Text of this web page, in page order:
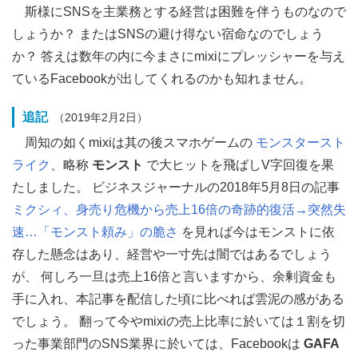
斯様にSNSを主業務とする経営は困難を伴うものなので
しょうか？ またはSNSの避け得ない宿命なのでしょう
か？ 答えは数年の内に今まさにmixiにプレッシャーを与え
ているFacebookが出してくれるのかも知れません。
追記 （2019年2月2日）
周知の如くmixiは其の後スマホゲームの モンスタースト
ライク
、略称 モンスト で大ヒットを飛ばしV字回復を果
たしました。 ビジネスジャーナルの2018年5月8日の記事
ミクシィ、身売り危機から売上16倍の奇跡的復活→突然失
速…「モンスト頼み」の脆さ を見れば今はモンストに依
存した懸念はあり、経営や一寸先は闇ではあるでしょう
が、 何しろ一旦は売上16倍と言いますから、余剰資金も
手に入れ、本記事を配信した頃に比べれば雲泥の感がある
でしょう。 翻って今やmixiの売上比率に於いては１割を切
った事業部門のSNS業界に於いては、Facebookは GAFA